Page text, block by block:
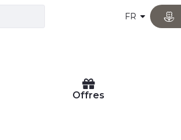
FR
Offres